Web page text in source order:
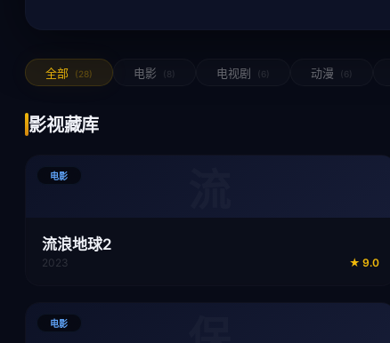
全部 (28) 电影 (8) 电视剧 (6) 动漫 (6)
影视藏库
电影
流浪地球2
2023 ★ 9.0
电影